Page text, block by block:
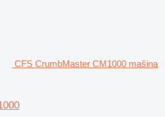
CFS CrumbMaster CM1000 mašina